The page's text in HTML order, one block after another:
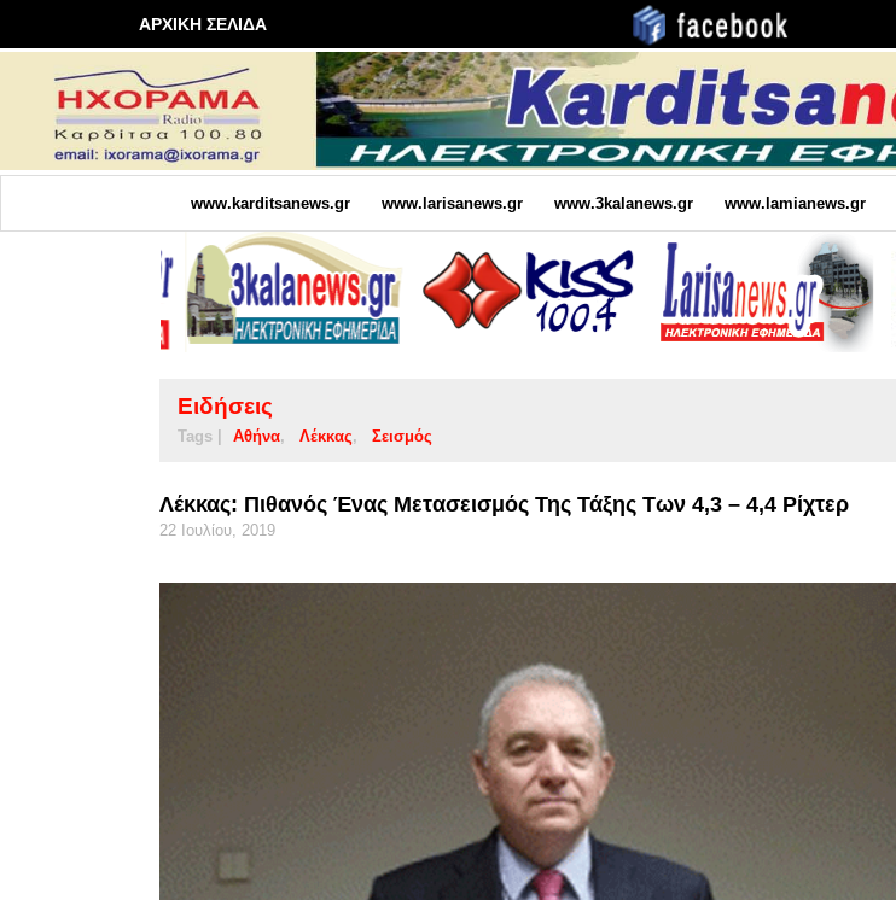
ΑΡΧΙΚΗ ΣΕΛΙΔΑ
www.karditsanews.gr www.larisanews.gr www.3kalanews.gr www.lamianews.gr
Ειδήσεις
Tags | Αθήνα Λέκκας Σεισμός
Λέκκας: Πιθανός Ένας Μετασεισμός Της Τάξης Των 4,3 – 4,4 Ρίχτερ
22 Ιουλίου, 2019